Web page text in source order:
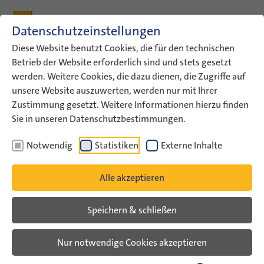
Datenschutzeinstellungen
Diese Website benutzt Cookies, die für den technischen
Betrieb der Website erforderlich sind und stets gesetzt
werden. Weitere Cookies, die dazu dienen, die Zugriffe auf
unsere Website auszuwerten, werden nur mit Ihrer
Zustimmung gesetzt. Weitere Informationen hierzu finden
Sie in unseren Datenschutzbestimmungen.
Notwendig Statistiken Externe Inhalte
Alle akzeptieren
Speichern & schließen
Nur notwendige Cookies akzeptieren
ConAct Aktuelles Hen Maoz
Nach dem Angriff auf Israel –
Stimmen aus Jugendarbeit und
Gesellschaft
Veranstaltungsarchiv
Online-Gespräch mit Hen Maoz
**English version below**